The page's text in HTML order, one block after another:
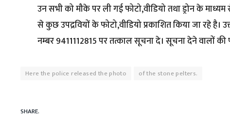
उन सभी को मौके पर ली गई फोटो,वीडियो तथा ड्रोन के
से कुछ उपद्रवियों के फोटो,वीडियो प्रकाशित किया जा रहे है।
नम्बर 9411112815 पर तत्काल सूचना दे। सूचना देने वालों
Here the police released the photo of the stone pelters.
SHARE.